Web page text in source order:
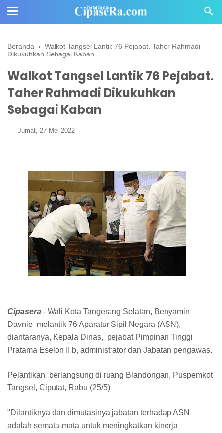
Beranda › Walkot Tangsel Lantik 76 Pejabat. Taher Rahmadi
Dikukuhkan Sebagai Kaban
Walkot Tangsel Lantik 76 Pejabat.
Taher Rahmadi Dikukuhkan
Sebagai Kaban
Jumat, 27 Mei 2022
Cipasera - Wali Kota Tangerang Selatan, Benyamin
Davnie melantik 76 Aparatur Sipil Negara (ASN),
diantaranya, Kepala Dinas, pejabat Pimpinan Tinggi
Pratama Eselon II b, administrator dan Jabatan pengawas.
Pelantikan berlangsung di ruang Blandongan, Puspemkot
Tangsel, Ciputat, Rabu (25/5).
"Dilantiknya dan dimutasinya jabatan terhadap ASN
adalah semata-mata untuk meningkatkan kinerja